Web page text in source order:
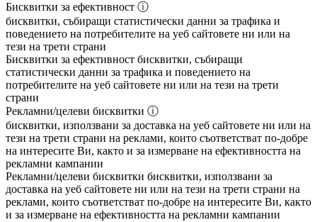
Бисквитки за ефективност ⓘ
бисквитки, събиращи статистически данни за трафика и
поведението на потребителите на уеб сайтовете ни или на
тези на трети страни
Бисквитки за ефективност бисквитки, събиращи
статистически данни за трафика и поведението на
потребителите на уеб сайтовете ни или на тези на трети
страни
Рекламни/целеви бисквитки ⓘ
бисквитки, използвани за доставка на уеб сайтовете ни или на
тези на трети страни на реклами, които съответстват по-добре
на интересите Ви, както и за измерване на ефективността на
рекламни кампании
Рекламни/целеви бисквитки бисквитки, използвани за
доставка на уеб сайтовете ни или на тези на трети страни на
реклами, които съответстват по-добре на интересите Ви, както
и за измерване на ефективността на рекламни кампании